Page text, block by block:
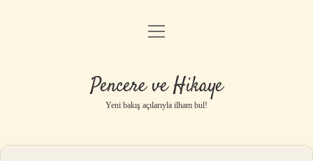
Anasayfa
Yasal Uyarı
menüyü
Pencere ve Hikaye
Yeni bakış açılarıyla ilham bul!